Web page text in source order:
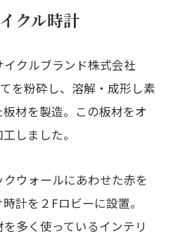
クル時計
クルブランド株式会社
を粉砕し、溶解・成形し素
材を製造。この板材をオ
しました。
クウォールにあわせた赤を
計を２Fロビーに設置。
を多く使っているインテリ